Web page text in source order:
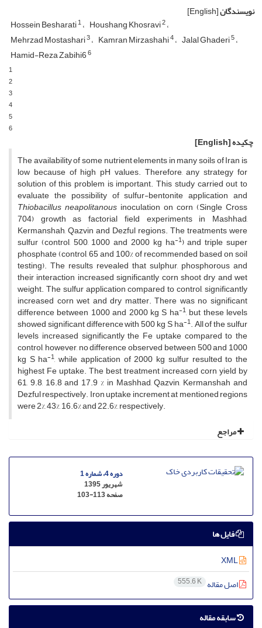
نویسندگان[English]
Hossein Besharati1 Houshang Khosravi2
Mehrzad Mostashari3 Kamran Mirzashahi4 Jalal Ghaderi5
Hamid-Reza Zabihi66
1
2
3
4
5
6
چکیده[English]
The availability of some nutrient elements in many soils of Iran is
low because of high pH values. Therefore, any strategy for
solution of this problem is important. This study carried out to
evaluate the possibility of sulfur-bentonite application and
Thiobacillus neapolitanous inoculation on corn (Single Cross
704) growth as factorial field experiments in Mashhad,
Kermanshah, Qazvin and Dezful regions. The treatments were
sulfur (control, 500, 1000 and 2000 kg ha-1) and triple super
phosphate (control, 65 and 100% of recommended based on soil
testing). The results revealed that sulphur, phosphorous and
their interaction increased significantly corn shoot dry and wet
weight. The sulfur application compared to control, significantly
increased corn wet and dry matter. There was no significant
difference between 1000 and 2000 kg S ha-1, but these levels
showed significant difference with 500 kg S ha-1. All of the sulfur
levels increased significantly the Fe uptake compared to the
control, however, no difference observed between 500 and 1000
kg S ha-1, while application of 2000 kg sulfur resulted to the
highest Fe uptake. The best treatment increased corn yield by
61, 9.8, 16.8 and 17.9 % in Mashhad, Qazvin, Kermanshah and
Dezful respectively. Iron uptake increment at mentioned regions
were 2%, 43%, 16.6% and 22.6%, respectively.
مراجع
دوره 4، شماره 1
شهریور 1395
صفحه103-113
فایل ها
اصل مقاله 555.6 K
سابقه مقاله